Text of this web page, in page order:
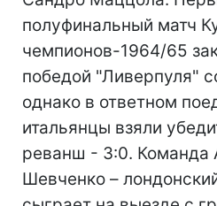
полуфинальный матч
чемпионов-1964/65
победой "Ливерпуля"
однако в ответном
итальянцы взяли
реванш - 3:0. Команда
Шевченко –